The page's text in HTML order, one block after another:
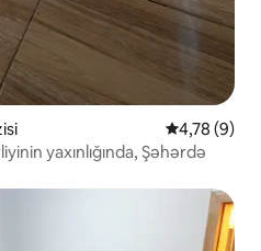
Ortalama
4,78 (9)
yaxınlığında, Şəhərdə